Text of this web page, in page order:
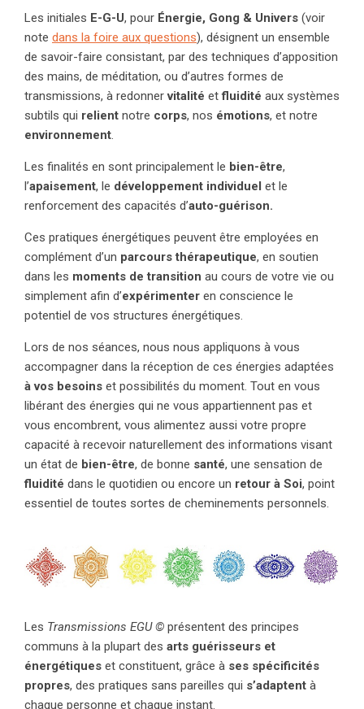
Les initiales E-G-U, pour Énergie, Gong & Univers (voir
note dans la foire aux questions), désignent un ensemble
de savoir-faire consistant, par des techniques d’apposition
des mains, de méditation, ou d’autres formes de
transmissions, à redonnervitalité etfluidité aux systèmes
subtils qui relient notre corps, nos émotions, et notre
environnement.
Les finalités en sont principalement le bien-être,
l’apaisement, le développement individuel et le
renforcement des capacités d’auto-guérison.
Ces pratiques énergétiques peuvent être employées en
complément d’un parcours thérapeutique, en soutien
dans les moments de transition au cours de votre vie ou
simplement afin d’expérimenter en conscience le
potentiel de vos structures énergétiques.
Lors de nos séances, nous nous appliquons à vous
accompagner dans la réception de ces énergies adaptées
à vos besoins et possibilités du moment. Tout en vous
libérant des énergies qui ne vous appartiennent pas et
vous encombrent, vous alimentez aussi votre propre
capacité à recevoir naturellement des informations visant
un état de bien-être, de bonne santé, une sensation de
fluidité dans le quotidien ou encore un retour à Soi, point
essentiel de toutes sortes de cheminements personnels.
Les Transmissions EGU © présentent des principes
communs à la plupart des arts guérisseurs et
énergétiques et constituent, grâce à ses spécificités
propres, des pratiques sans pareilles qui s’adaptent à
chaque personne et chaque instant.